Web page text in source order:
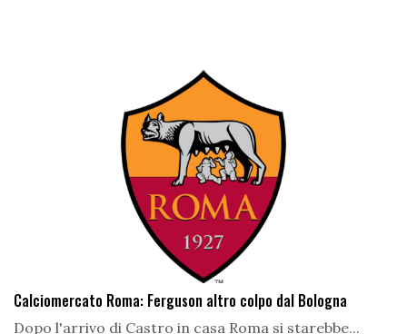
Calciomercato Roma: Ferguson altro colpo dal Bologna
Dopo l'arrivo di Castro in casa Roma si starebbe...